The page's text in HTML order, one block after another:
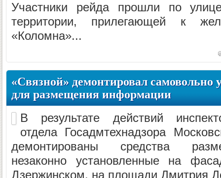
Участники рейда прошли по
территории, прилегающей к
«Коломна»...
«Связной» демонтировал самовольно
для размещения информации
В результате действий
отдела Госадмтехнадзора
демонтированы средства
незаконно установленные на
Дзержинском, на площади Дмитрия